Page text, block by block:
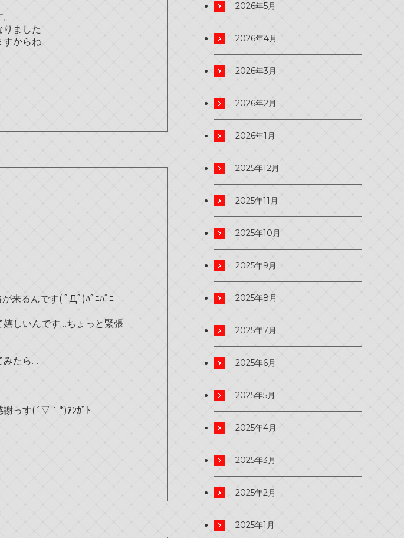
りました
すからね
来るんです( ﾟДﾟ)ﾊﾟﾆﾊﾟﾆ
嬉しいんです…ちょっと緊張
みたら…
謝っす(´▽｀*)ｱﾝｶﾞﾄ
2026年5月
2026年4月
2026年3月
2026年2月
2026年1月
2025年12月
2025年11月
2025年10月
2025年9月
2025年8月
2025年7月
2025年6月
2025年5月
2025年4月
2025年3月
2025年2月
2025年1月